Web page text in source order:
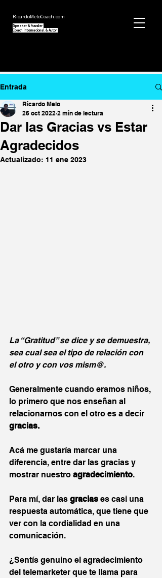
RicardoMeloCoach.com
Speaker& Founder
Coach Internacional & Autor
Entrada
Dar las Gracias vs Estar
Agradecidos
Ricardo Melo
26 oct 2022 2 min de lectura
Actualizado: 11 ene 2023
La “Gratitud” se dice y se demuestra,
sea cual sea el tipo de relación con
el otro y con vos mism@.
Generalmente cuando eramos niños,
lo primero que nos enseñan al
relacionarnos con el otro es a decir
gracias.
Acá me gustaría marcar una
diferencia, entre dar las gracias y
mostrar nuestro agradecimiento.
Para mí, dar las gracias es casi una
respuesta automática, que tiene que
ver con la cordialidad en una
comunicación.
¿Sentís genuino el agradecimiento
del telemarketer que te llama para